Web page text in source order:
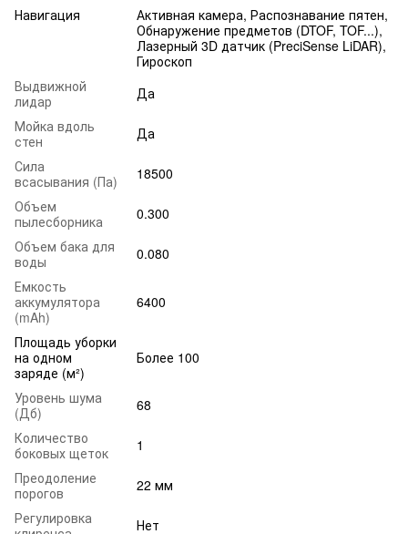
Навигация
Активная камера, Распознавание пятен,
Обнаружение предметов (DTOF, TOF...),
Лазерный 3D датчик (PreciSense LiDAR),
Гироскоп
Выдвижной
лидар
Да
Мойка вдоль
стен
Да
Сила
всасывания (Па)
18500
Объем
пылесборника
0.300
Объем бака для
воды
0.080
Емкость
аккумулятора
(mAh)
6400
Площадь уборки
на одном
заряде (м²)
Более 100
Уровень шума
(Дб)
68
Количество
боковых щеток
1
Преодоление
порогов
22 мм
Регулировка
Нет